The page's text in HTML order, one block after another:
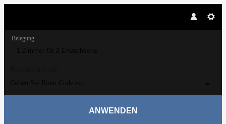
Belegung
ANWENDEN